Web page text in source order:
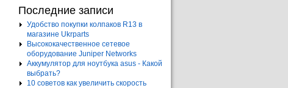
Последние записи
Удобство покупки колпаков R13 в
магазине Ukrparts
Высококачественное сетевое
оборудование Juniper Networks
Аккумулятор для ноутбука asus - Какой
выбрать?
10 советов как увеличить скорость